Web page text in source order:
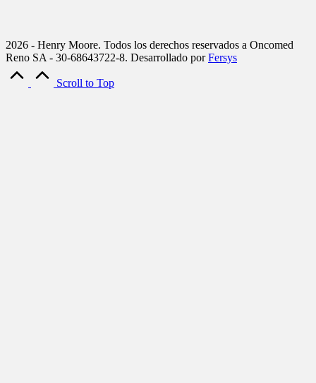
2026 - Henry Moore. Todos los derechos reservados a Oncomed
Reno SA - 30-68643722-8. Desarrollado porFersys
Scroll to Top